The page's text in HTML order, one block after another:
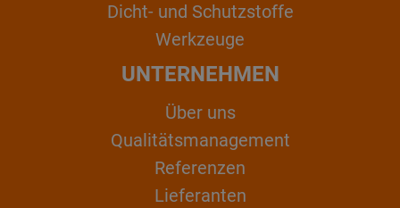
Dicht- und Schutzstoffe
Werkzeuge
UNTERNEHMEN
Über uns
Qualitätsmanagement
Referenzen
Lieferanten